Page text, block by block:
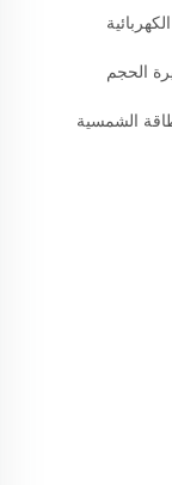
الحجم
الشمسية